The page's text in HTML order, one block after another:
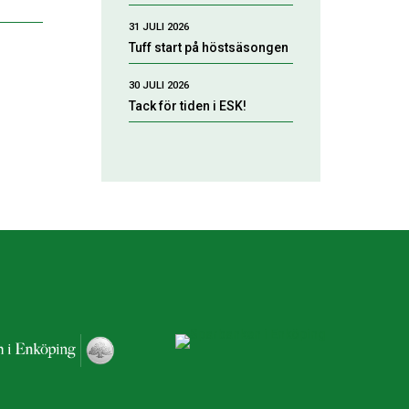
Tuff start på höstsäsongen
31 JULI 2026
Tack för tiden i ESK!
30 JULI 2026